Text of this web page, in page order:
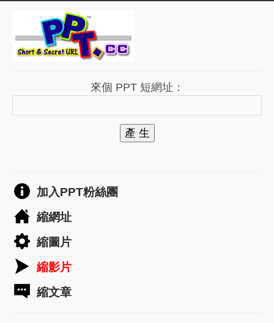
來個 PPT 短網址：
產 生
加入PPT粉絲團
縮網址
縮圖片
縮影片
縮文章